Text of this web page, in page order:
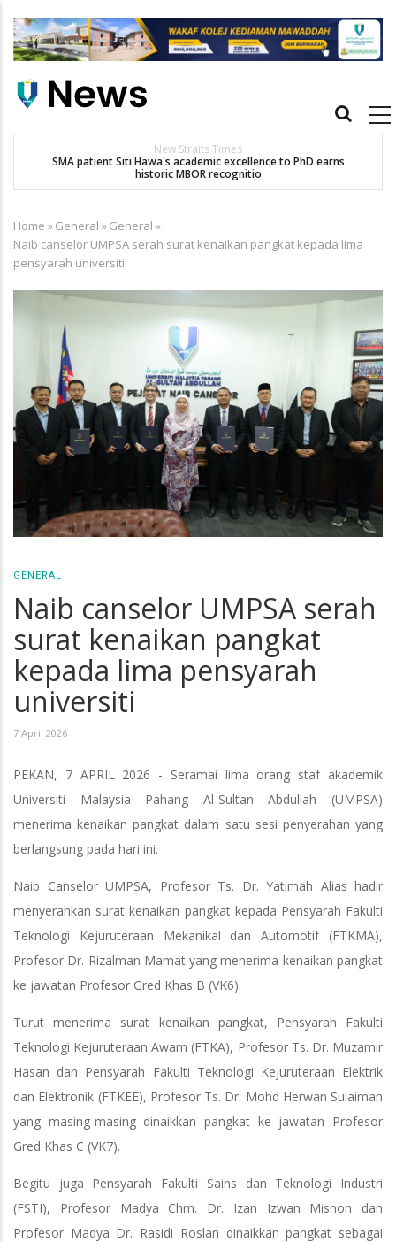
main
Main
New Straits Times
SMA patient Siti Hawa's academic excellence to PhD earns
historic MBOR recognitio
Breadcrumb
Home »General »General »
Naib canselor UMPSA serah surat kenaikan pangkat kepada lima
pensyarah universiti
GENERAL
Naib canselor UMPSA serah
surat kenaikan pangkat
kepada lima pensyarah
universiti
7 April 2026
PEKAN, 7 APRIL 2026 - Seramai lima orang staf akademik
Universiti Malaysia Pahang Al-Sultan Abdullah (UMPSA)
menerima kenaikan pangkat dalam satu sesi penyerahan yang
berlangsung pada hari ini.
Naib Canselor UMPSA, Profesor Ts. Dr. Yatimah Alias hadir
menyerahkan surat kenaikan pangkat kepada Pensyarah Fakulti
Teknologi Kejuruteraan Mekanikal dan Automotif (FTKMA),
Profesor Dr. Rizalman Mamat yang menerima kenaikan pangkat
ke jawatan Profesor Gred Khas B (VK6).
Turut menerima surat kenaikan pangkat, Pensyarah Fakulti
Teknologi Kejuruteraan Awam (FTKA), Profesor Ts. Dr. Muzamir
Hasan dan Pensyarah Fakulti Teknologi Kejuruteraan Elektrik
dan Elektronik (FTKEE), Profesor Ts. Dr. Mohd Herwan Sulaiman
yang masing-masing dinaikkan pangkat ke jawatan Profesor
Gred Khas C (VK7).
Begitu juga Pensyarah Fakulti Sains dan Teknologi Industri
(FSTI), Profesor Madya Chm. Dr. Izan Izwan Misnon dan
Profesor Madya Dr. Rasidi Roslan dinaikkan pangkat sebagai